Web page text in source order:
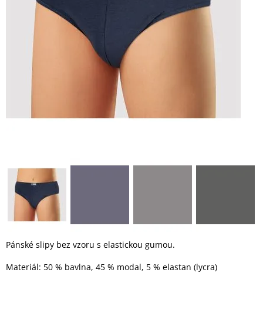
Pánské slipy bez vzoru s elastickou gumou.
Materiál: 50 % bavlna, 45 % modal, 5 % elastan (lycra)